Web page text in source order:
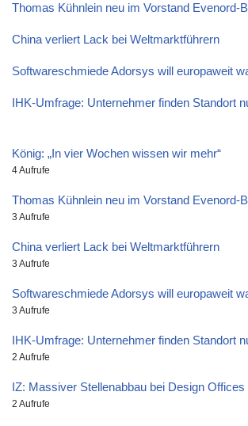
Thomas Kühnlein neu im Vorstand Evenord-
China verliert Lack bei Weltmarktführern
Softwareschmiede Adorsys will europaweit
IHK-Umfrage: Unternehmer finden Standort
König: „In vier Wochen wissen wir mehr“
4 Aufrufe
Thomas Kühnlein neu im Vorstand Evenord-
3 Aufrufe
China verliert Lack bei Weltmarktführern
3 Aufrufe
Softwareschmiede Adorsys will europaweit
3 Aufrufe
IHK-Umfrage: Unternehmer finden Standort
2 Aufrufe
IZ: Massiver Stellenabbau bei Design Offices
2 Aufrufe